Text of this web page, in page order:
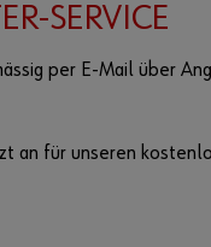
SERVICE
per E-Mail über
an für unseren